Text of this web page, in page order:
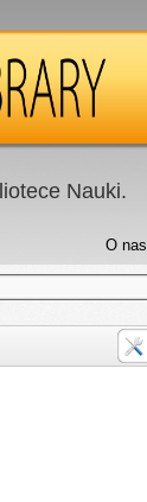
Nauki.
O nas